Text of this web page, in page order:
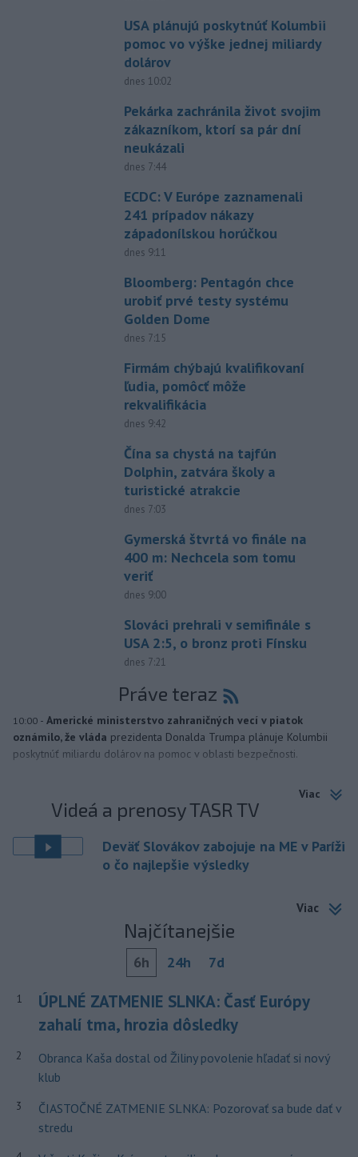
USA plánujú poskytnúť Kolumbii
pomoc vo výške jednej miliardy
dolárov
dnes 10:02
Pekárka zachránila život svojim
zákazníkom, ktorí sa pár dní
neukázali
dnes 7:44
ECDC: V Európe zaznamenali
241 prípadov nákazy
západonílskou horúčkou
dnes 9:11
Bloomberg: Pentagón chce
urobiť prvé testy systému
Golden Dome
dnes 7:15
Firmám chýbajú kvalifikovaní
ľudia, pomôcť môže
rekvalifikácia
dnes 9:42
Čína sa chystá na tajfún
Dolphin, zatvára školy a
turistické atrakcie
dnes 7:03
Gymerská štvrtá vo finále na
400 m: Nechcela som tomu
veriť
dnes 9:00
Slováci prehrali v semifinále s
USA 2:5, o bronz proti Fínsku
dnes 7:21
Práve teraz
10:00 - Americké ministerstvo zahraničných vecí v piatok
oznámilo, že vláda prezidenta Donalda Trumpa plánuje Kolumbii
poskytnúť miliardu dolárov na pomoc v oblasti bezpečnosti.
Viac
Videá a prenosy TASR TV
Deväť Slovákov zabojuje na ME v Paríži
o čo najlepšie výsledky
Viac
Najčítanejšie
6h 24h 7d
1
ÚPLNÉ ZATMENIE SLNKA: Časť Európy
zahalí tma, hrozia dôsledky
2
Obranca Kaša dostal od Žiliny povolenie hľadať si nový
klub
3
ČIASTOČNÉ ZATMENIE SLNKA: Pozorovať sa bude dať v
stredu